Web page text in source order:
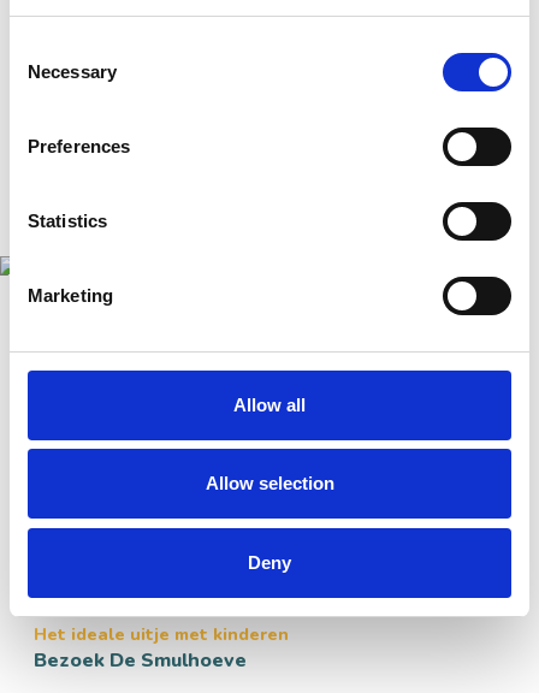
Selection
Necessary
Preferences
Statistics
Marketing
Allow all
Allow selection
Deny
natuurliefhebbers en iedereen die op zoek is naar een
Bezoek De Smulhoeve
Het ideale uitje met kinderen